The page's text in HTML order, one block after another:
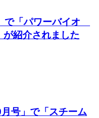
で「パワーバイオ
紹介されました
月号」で「スチーム